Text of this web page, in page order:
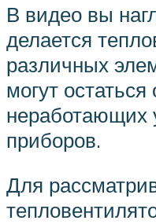
В видео вы
делается
различных
могут остаться
неработающих
приборов.
Для